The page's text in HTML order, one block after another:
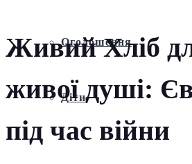
Оголошення
Діти
Живий Хліб
живої душі:
під час війни